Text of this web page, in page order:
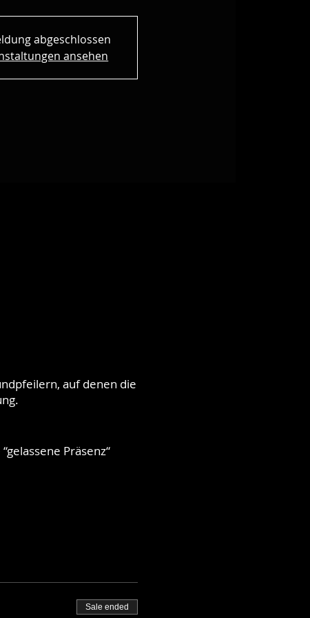
abgeschlossen
ansehen
auf denen die
Präsenz“
Sale ended